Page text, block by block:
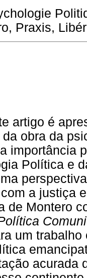
Praxis,
artigo é
obra da
importância
Política e
a justiça
de Montero
um
acurada